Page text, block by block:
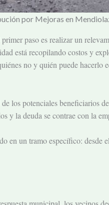
por Mejoras en
paso es realizar un
está recopilando costos y
no y quién puede
los potenciales beneficiarios
y la deuda se contrae con la
en un tramo específico: